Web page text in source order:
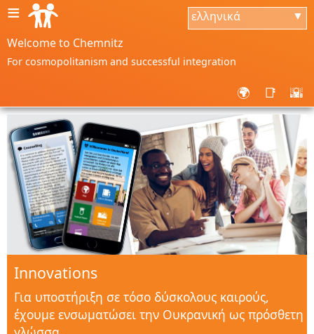
≡ ελληνικά ▼
Welcome to Chemnitz
For cosmopolitanism and successful integration
🌍 📑 🌇
Innovations
Για υποστήριξη σε τόσο δύσκολους καιρούς,
έχουμε ενσωματώσει την Ουκρανική ως πρόσθετη